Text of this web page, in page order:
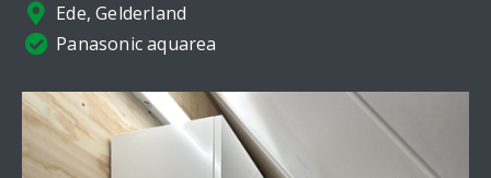
Ede, Gelderland
Panasonic aquarea